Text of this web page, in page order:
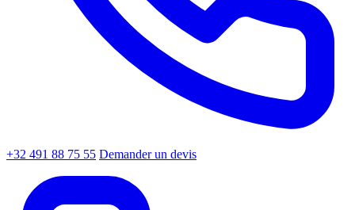
+32 491 88 75 55 Demander un devis